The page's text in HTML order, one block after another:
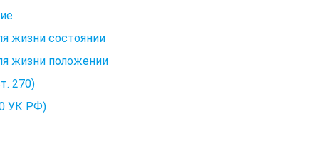
жизни состоянии
жизни положении
270)
УК РФ)